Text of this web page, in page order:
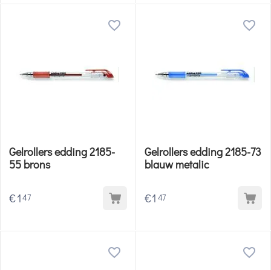
Gelrollers edding 2185-
55 brons
€147
Gelrollers edding 2185-73
blauw metalic
€1 47